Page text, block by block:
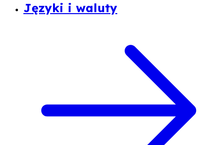
Języki i waluty